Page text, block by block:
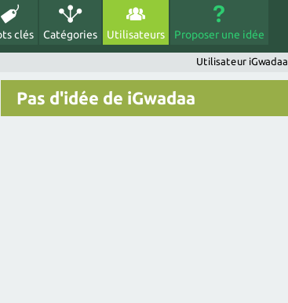
clés Catégories Utilisateurs Proposer une idée
Utilisateur iGwadaa
Pas d'idée de iGwadaa